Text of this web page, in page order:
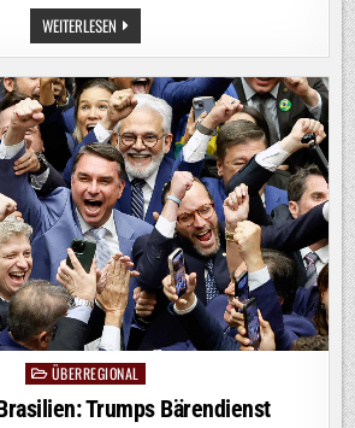
WEITERLESEN NEUES
KI-
MODELL
„ASTRA“:
OPEN
AI
ZIEHT
DIE
NOTBREMSE
Posted
in
ÜBERREGIONAL
Trumps Bärendienst